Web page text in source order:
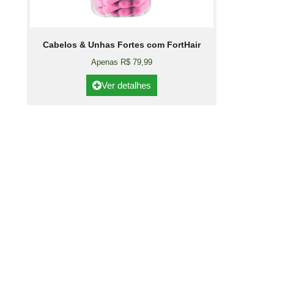
Cabelos & Unhas Fortes com FortHair
Apenas R$ 79,99
Ver detalhes